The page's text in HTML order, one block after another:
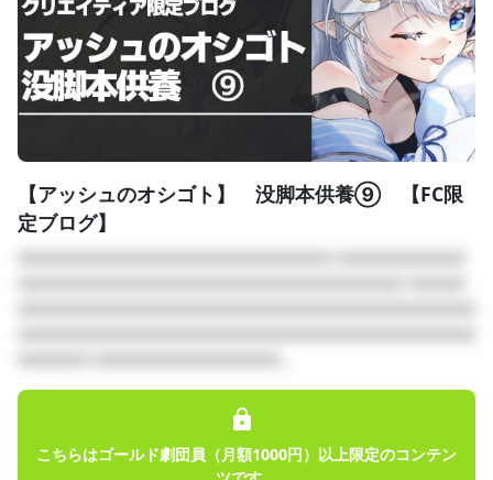
【アッシュのオシゴト】 没脚本供養⑨ 【FC限
定ブログ】
こちらはゴールド劇団員（月額1000円）以上限定のコンテン